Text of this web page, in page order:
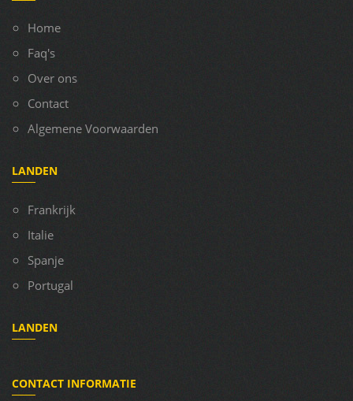
Home
Faq's
Over ons
Contact
Algemene Voorwaarden
LANDEN
Frankrijk
Italie
Spanje
Portugal
LANDEN
CONTACT INFORMATIE